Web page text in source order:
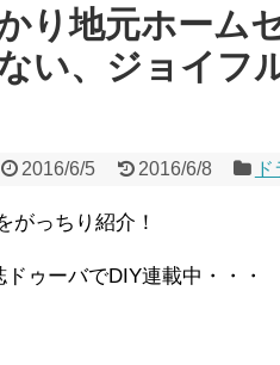
り地元ホーム
い、ジョイフ
2016/6/5 2016/6/8
がっちり紹介！
ゥーバでDIY連載中・・・